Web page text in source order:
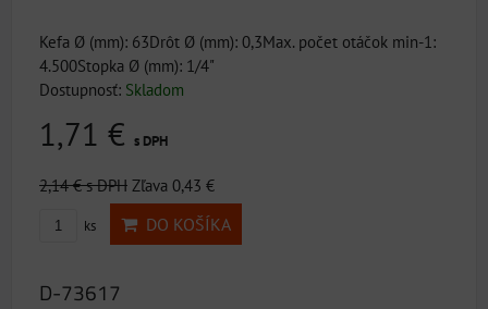
Kefa Ø (mm): 63Drôt Ø (mm): 0,3Max. počet otáčok min-1:
4.500Stopka Ø (mm): 1/4"
Dostupnosť: Skladom
1,71 € s DPH
2,14 €s DPH Zľava 0,43 €
ks DO KOŠÍKA
D-73617